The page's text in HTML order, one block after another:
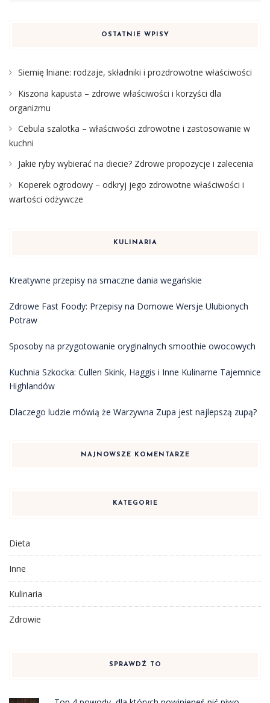
OSTATNIE WPISY
Siemię lniane: rodzaje, składniki i prozdrowotne właściwości
Kiszona kapusta – zdrowe właściwości i korzyści dla
organizmu
Cebula szalotka – właściwości zdrowotne i zastosowanie w
kuchni
Jakie ryby wybierać na diecie? Zdrowe propozycje i zalecenia
Koperek ogrodowy – odkryj jego zdrowotne właściwości i
wartości odżywcze
KULINARIA
Kreatywne przepisy na smaczne dania wegańskie
Zdrowe Fast Foody: Przepisy na Domowe Wersje Ulubionych
Potraw
Sposoby na przygotowanie oryginalnych smoothie owocowych
Kuchnia Szkocka: Cullen Skink, Haggis i Inne Kulinarne Tajemnice
Highlandów
Dlaczego ludzie mówią że Warzywna Zupa jest najlepszą zupą?
NAJNOWSZE KOMENTARZE
KATEGORIE
Dieta
Inne
Kulinaria
Zdrowie
SPRAWDŹ TO